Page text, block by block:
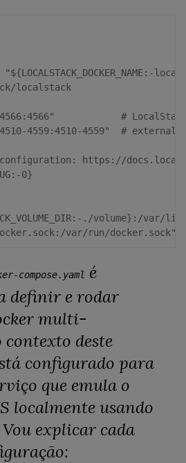
"${LOCALSTACK_DOCKER_NAME:-
#
4559:4510-4559"
# external
https: //
-0}
./volume}:/var/
var/run/docker.sock"
compose.yaml é
definir e rodar
multi-
deste
configurado para
que emula o
localmente usando
explicar cada